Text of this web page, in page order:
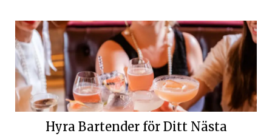
Hyra Bartender för Ditt Nästa